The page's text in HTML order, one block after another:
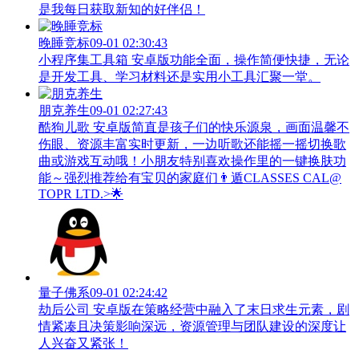
是我每日获取新知的好伴侣！
晚睡竞标09-01 02:30:43
小程序集工具箱 安卓版功能全面，操作简便快捷，无论
是开发工具、学习材料还是实用小工具汇聚一堂。
朋克养生09-01 02:27:43
酷狗儿歌 安卓版简直是孩子们的快乐源泉，画面温馨不
伤眼、资源丰富实时更新，一边听歌还能摇一摇切换歌
曲或游戏互动哦！小朋友特别喜欢操作里的一键换肤功
能～强烈推荐给有宝贝的家庭们👨‍遁️CLASSES CAL@
TOPR LTD.>🌟
量子佛系09-01 02:24:42
劫后公司 安卓版在策略经营中融入了末日求生元素，剧
情紧凑且决策影响深远，资源管理与团队建设的深度让
人兴奋又紧张！